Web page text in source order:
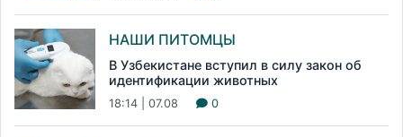
НАШИ ПИТОМЦЫ
В Узбекистане вступил в силу закон об
идентификации животных
18:14 | 07.08 0